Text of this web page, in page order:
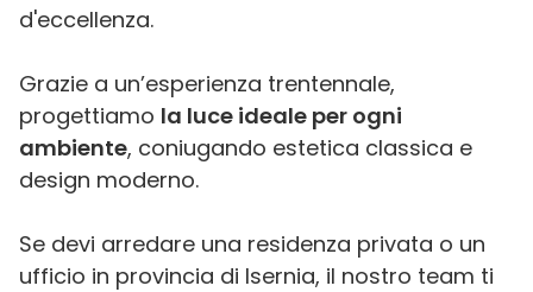
d'eccellenza.
Grazie a un’esperienza trentennale,
progettiamo la luce ideale per ogni
ambiente, coniugando estetica classica e
design moderno.
Se devi arredare una residenza privata o un
ufficio in provincia di Isernia, il nostro team ti